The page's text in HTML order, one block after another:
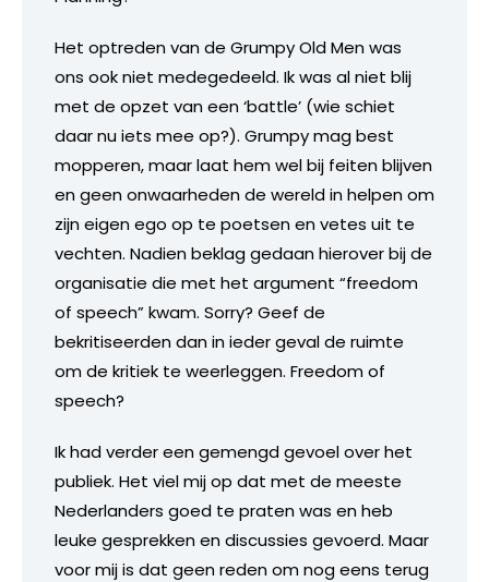
Het optreden van de Grumpy Old Men was
ons ook niet medegedeeld. Ik was al niet blij
met de opzet van een ‘battle’ (wie schiet
daar nu iets mee op?). Grumpy mag best
mopperen, maar laat hem wel bij feiten blijven
en geen onwaarheden de wereld in helpen om
zijn eigen ego op te poetsen en vetes uit te
vechten. Nadien beklag gedaan hierover bij de
organisatie die met het argument “freedom
of speech” kwam. Sorry? Geef de
bekritiseerden dan in ieder geval de ruimte
om de kritiek te weerleggen. Freedom of
speech?
Ik had verder een gemengd gevoel over het
publiek. Het viel mij op dat met de meeste
Nederlanders goed te praten was en heb
leuke gesprekken en discussies gevoerd. Maar
voor mij is dat geen reden om nog eens terug